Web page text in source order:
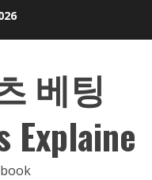
베팅
Explaine